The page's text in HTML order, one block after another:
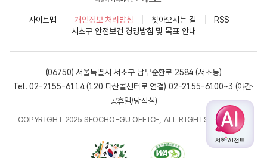
사이트맵 개인정보 처리방침 찾아오시는 길
RSS
서초구 안전보건 경영방침 및 목표 안내
(06750) 서울특별시 서초구 남부순환로 2584 (서초동)
Tel. 02-2155-6114 (120 다산콜센터로 연결) 02-2155-6100~3 (야간·
공휴일/당직실)
COPYRIGHT 2025 SEOCHO-GU OFFICE, ALL RIGHTS RESERVED.